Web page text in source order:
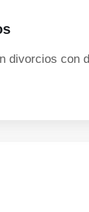
divorcios con